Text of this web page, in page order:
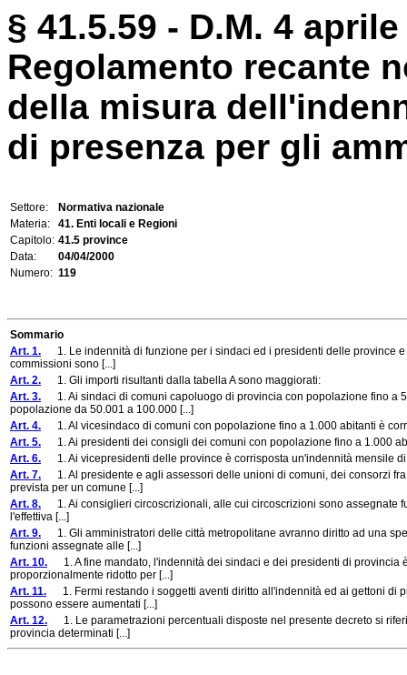
§ 41.5.59 - D.M. 4
Regolamento recante
della misura
di presenza per gli
Settore:
Normativa nazionale
Materia:
41. Enti locali e Regioni
Capitolo: 41.5 province
Data:
04/04/2000
Numero: 119
Sommario
Art. 1. 1. Le indennità di funzione per i sindaci ed i presidenti delle province
commissioni sono [...]
Art. 2. 1. Gli importi risultanti dalla tabella A sono maggiorati:
Art. 3. 1. Ai sindaci di comuni capoluogo di provincia con popolazione fino a
popolazione da 50.001 a 100.000 [...]
Art. 4. 1. Al vicesindaco di comuni con popolazione fino a 1.000 abitanti è
Art. 5. 1. Ai presidenti dei consigli dei comuni con popolazione fino a 1.000
Art. 6. 1. Ai vicepresidenti delle province è corrisposta un'indennità mensile
Art. 7. 1. Al presidente e agli assessori delle unioni di comuni, dei consorzi
prevista per un comune [...]
Art. 8. 1. Ai consiglieri circoscrizionali, alle cui circoscrizioni sono assegnate
l'effettiva [...]
Art. 9. 1. Gli amministratori delle città metropolitane avranno diritto ad una
funzioni assegnate alle [...]
Art. 10. 1. A fine mandato, l'indennità dei sindaci e dei presidenti di provincia
proporzionalmente ridotto per [...]
Art. 11. 1. Fermi restando i soggetti aventi diritto all'indennità ed ai gettoni di
possono essere aumentati [...]
Art. 12. 1. Le parametrazioni percentuali disposte nel presente decreto si
provincia determinati [...]